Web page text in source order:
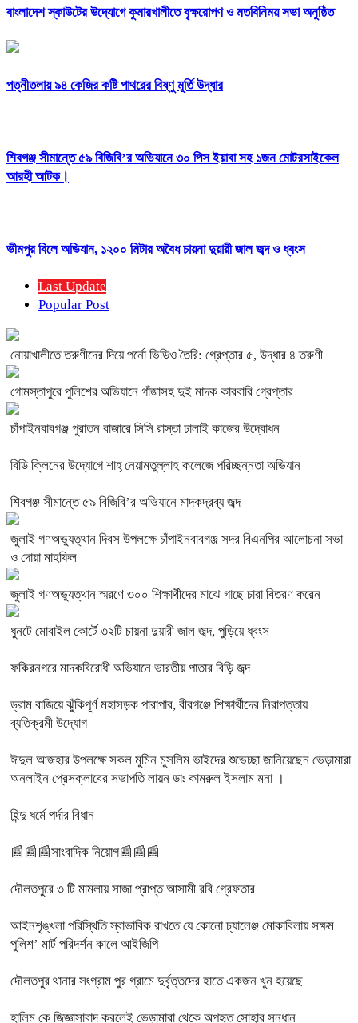
বাংলাদেশ স্কাউটের উদ্যোগে কুমারখালীতে বৃক্ষরোপণ ও মতবিনিময় সভা অনুষ্ঠিত
পত্নীতলায় ৯৪ কেজির কষ্টি পাথরের বিষ্ণু মূর্তি উদ্ধার
শিবগঞ্জ সীমান্তে ৫৯ বিজিবি’র অভিযানে ৩০ পিস ইয়াবা সহ ১জন মোটরসাইকেল
আরহী আটক।
ভীমপুর বিলে অভিযান, ১২০০ মিটার অবৈধ চায়না দুয়ারী জাল জব্দ ও ধ্বংস
Last Update
Popular Post
নোয়াখালীতে তরুণীদের দিয়ে পর্নো ভিডিও তৈরি: গ্রেপ্তার ৫, উদ্ধার ৪ তরুণী
গোমস্তাপুরে পুলিশের অভিযানে গাঁজাসহ দুই মাদক কারবারি গ্রেপ্তার
চাঁপাইনবাবগঞ্জ পুরাতন বাজারে সিসি রাস্তা ঢালাই কাজের উদ্বোধন
বিডি ক্লিনের উদ্যোগে শাহ্ নেয়ামতুল্লাহ কলেজে পরিচ্ছন্নতা অভিযান
শিবগঞ্জ সীমান্তে ৫৯ বিজিবি’র অভিযানে মাদকদ্রব্য জব্দ
জুলাই গণঅভ্যুত্থান দিবস উপলক্ষে চাঁপাইনবাবগঞ্জ সদর বিএনপির আলোচনা সভা
ও দোয়া মাহফিল
জুলাই গণঅভ্যুত্থান স্মরণে ৩০০ শিক্ষার্থীদের মাঝে গাছে চারা বিতরণ করেন
ধুনটে মোবাইল কোর্টে ৩২টি চায়না দুয়ারী জাল জব্দ, পুড়িয়ে ধ্বংস
ফকিরনগরে মাদকবিরোধী অভিযানে ভারতীয় পাতার বিড়ি জব্দ
ড্রাম বাজিয়ে ঝুঁকিপূর্ণ মহাসড়ক পারাপার, বীরগঞ্জে শিক্ষার্থীদের নিরাপত্তায়
ব্যতিক্রমী উদ্যোগ
ঈদুল আজহার উপলক্ষে সকল মুমিন মুসলিম ভাইদের শুভেচ্ছা জানিয়েছেন ভেড়ামারা
অনলাইন প্রেসক্লাবের সভাপতি লায়ন ডাঃ কামরুল ইসলাম মনা ।
হিন্দু ধর্মে পর্দার বিধান
📰📰📰সাংবাদিক নিয়োগ📰📰📰
দৌলতপুরে ৩ টি মামলায় সাজা প্রাপ্ত আসামী রবি গ্রেফতার
আইনশৃঙ্খলা পরিস্থিতি স্বাভাবিক রাখতে যে কোনো চ্যালেঞ্জ মোকাবিলায় সক্ষম
পুলিশ’ মার্ট পরিদর্শন কালে আইজিপি
দৌলতপুর থানার সংগ্রাম পুর গ্রামে দুর্বৃত্তদের হাতে একজন খুন হয়েছে
হালিম কে জিজ্ঞাসাবাদ করলেই ভেড়ামারা থেকে অপহৃত সোহার সন্ধান